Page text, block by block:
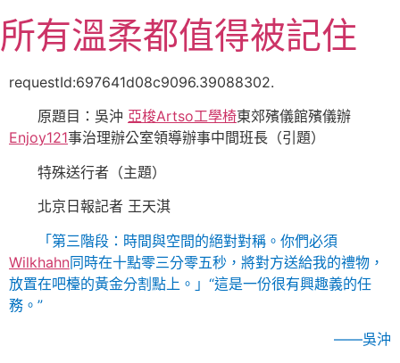
至
主所有溫柔都值得被記住
requestId:697641d08c9096.39088302.
原題目：吳沖 亞梭Artso工學椅東郊殯儀館殯儀辦
Enjoy121事治理辦公室領導辦事中間班長（引題）
特殊送行者（主題）
北京日報記者 王天淇
「第三階段：時間與空間的絕對對稱。你們必須
Wilkhahn同時在十點零三分零五秒，將對方送給我的禮物，
放置在吧檯的黃金分割點上。」“這是一份很有興趣義的任
務。”
——吳沖